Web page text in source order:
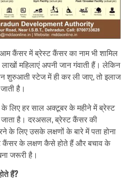
कैंसर में ब्रेस्ट कैंसर का नाम भी शामिल
महिलाएं अपनी जान गंवाती हैं। लेकिन
शुरुआती स्टेज में ही कर ली जाए, तो इलाज
है।
लिए हर साल अक्टूबर के महीने में ब्रेस्ट
है। दरअसल, ब्रेस्ट कैंसर की
लिए उसके लक्षणों के बारे में पता होना
कैंसर के लक्षण कैसे होते हैं और बचाव के
जरूरी है।
हैं?